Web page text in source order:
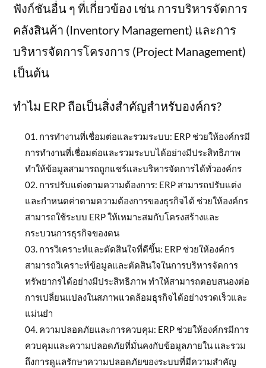
ฟังก์ชันอื่น ๆ ที่เกี่ยวข้อง เช่น การบริหารจัดการ
คลังสินค้า (Inventory Management) และการ
บริหารจัดการโครงการ (Project Management)
เป็นต้น
ทำไม ERP ถือเป็นสิ่งสำคัญสำหรับองค์กร?
การทำงานที่เชื่อมต่อและรวมระบบ: ERP ช่วยให้องค์กรมี
การทำงานที่เชื่อมต่อและรวมระบบได้อย่างมีประสิทธิภาพ
ทำให้ข้อมูลสามารถถูกแชร์และบริหารจัดการได้ทั่วองค์กร
การปรับแต่งตามความต้องการ: ERP สามารถปรับแต่ง
และกำหนดค่าตามความต้องการของธุรกิจได้ ช่วยให้องค์กร
สามารถใช้ระบบ ERP ให้เหมาะสมกับโครงสร้างและ
กระบวนการธุรกิจของตน
การวิเคราะห์และตัดสินใจที่ดีขึ้น: ERP ช่วยให้องค์กร
สามารถวิเคราะห์ข้อมูลและตัดสินใจในการบริหารจัดการ
ทรัพยากรได้อย่างมีประสิทธิภาพ ทำให้สามารถตอบสนองต่อ
การเปลี่ยนแปลงในสภาพแวดล้อมธุรกิจได้อย่างรวดเร็วและ
แม่นยำ
ความปลอดภัยและการควบคุม: ERP ช่วยให้องค์กรมีการ
ควบคุมและความปลอดภัยที่มั่นคงกับข้อมูลภายใน และรวม
ถึงการดูแลรักษาความปลอดภัยของระบบที่มีความสำคัญ